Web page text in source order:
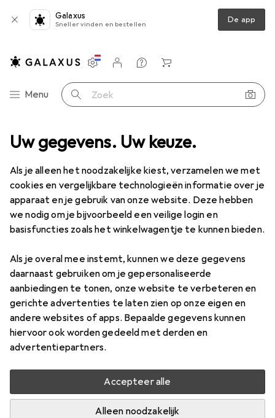
Uw gegevens. Uw keuze.
Als je alleen het noodzakelijke kiest, verzamelen we met
cookies en vergelijkbare technologieën informatie over je
apparaat en je gebruik van onze website. Deze hebben
we nodig om je bijvoorbeeld een veilige login en
basisfuncties zoals het winkelwagentje te kunnen bieden.
Als je overal mee instemt, kunnen we deze gegevens
daarnaast gebruiken om je gepersonaliseerde
aanbiedingen te tonen, onze website te verbeteren en
gerichte advertenties te laten zien op onze eigen en
andere websites of apps. Bepaalde gegevens kunnen
hiervoor ook worden gedeeld met derden en
advertentiepartners.
Accepteer alle
Alleen noodzakelijk
Galaxus
Sneller vinden en bestellen De app
Categorie navigatie
Menu Zoek op
Instellingen
Klantenaccount
Produktvergelijking
Verlanglijstje
Winkelmandje
Zolen Albatros altijd kussen Custom Fit Comfort Laag, geel
6 afbeeldingen
Albatros altijd kussen Custom Fit
Comfort Laag, geel
Prijs in EUR inclusief BTW
EUR
28,90
10
Waarderingscijfers
Levering tussen di, 18-8 en za, 22-8
Slechts 1 stuk op voorraad bij leverancier
Laat me weten als dit product eerder beschikbaar is